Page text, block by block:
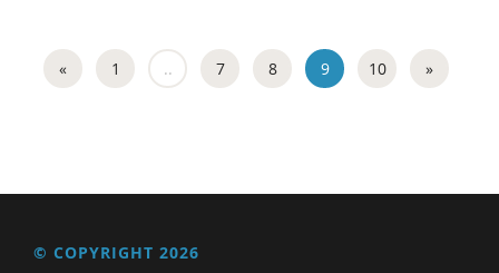
« 1 .. 7 8 9 10 »
© COPYRIGHT 2026